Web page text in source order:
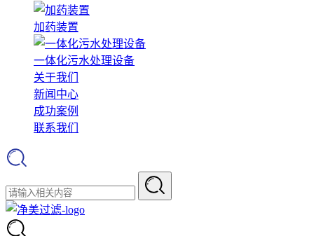
加药装置
一体化污水处理设备
关于我们
新闻中心
成功案例
联系我们